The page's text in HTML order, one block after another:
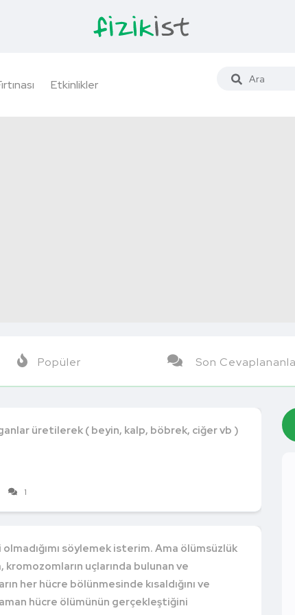
Etkinlikler
Popüler Son
üretilerek ( beyin, kalp, böbrek, ciğer vb )
1
söylemek isterim. Ama ölümsüzlük
kromozomların uçlarında bulunan ve
her hücre bölünmesinde kısaldığını ve
hücre ölümünün gerçekleştiğini